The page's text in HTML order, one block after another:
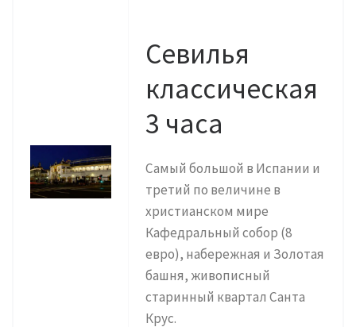
Севилья
классическая
3 часа
Самый большой в Испании и
третий по величине в
христианском мире
Кафедральный собор (8
евро), набережная и Золотая
башня, живописный
старинный квартал Санта
Крус.